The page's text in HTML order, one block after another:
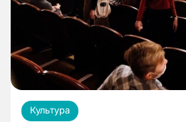
Культура